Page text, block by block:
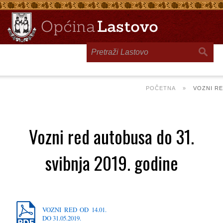
POČETNA » VOZNI
Vozni red autobusa do 31.
svibnja 2019. godine
VOZNI RED OD 14.01.
DO 31.05.2019.